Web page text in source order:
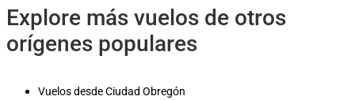
Explore más vuelos de otros
orígenes populares
Vuelos desde Ciudad Obregón